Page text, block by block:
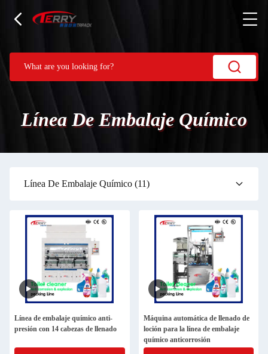
Línea De Embalaje Químico
Línea De Embalaje Químico (11)
Línea de embalaje químico anti-
presión con 14 cabezas de llenado
Máquina automática de llenado de
loción para la línea de embalaje
químico anticorrosión